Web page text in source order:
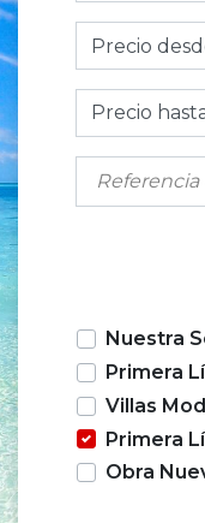
Precio
Precio
Nuestra
Primera
Villas
Primera
Obra